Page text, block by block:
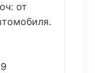
от